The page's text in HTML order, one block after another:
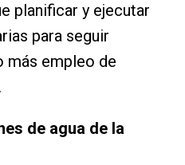
planificar y ejecutar
para seguir
más empleo de
de agua de la